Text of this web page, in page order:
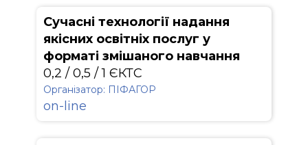
Сучасні технології надання
якісних освітніх послуг у
форматі змішаного навчання
0,2 / 0,5 / 1 ЄКТС
Організатор: ПІФАГОР
on-line